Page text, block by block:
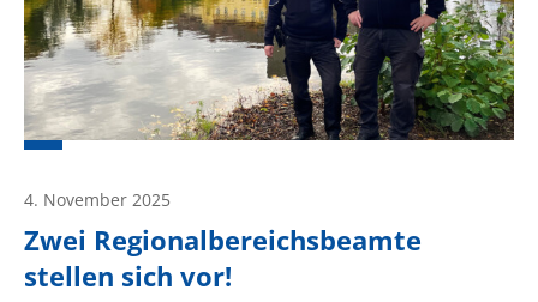
Zwei Regionalbereichsbeamte
stellen sich vor!
4. November 2025